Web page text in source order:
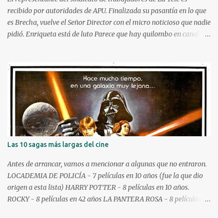
novedades, muchas veces las plataformas...
recibido por autoridades de APU. Finalizada su pasantía en lo que
es Brecha, vuelve el Señor Director con el micro noticioso que nadie
pidió. Enriqueta está de luto Parece que hay quilombo en canal 12:
desguasado. En esta, y en todas, solidaridad con los trabajadores
que pelean por lo suyo y por lo de sus compañeros, más que por
aquellos que buscan cuidar que su ano salga lo más ileso posible.
Popurrí Ucrania golpea con drones un depósito de combustible
ruso. Como para recordar que sigue la guerra por allá.
Castaingdebat defendió las prórrogas que le dieron a Cardama,
donde parece que andaban con pocas ganas de terminar las
lanchitas. Xuxa volvió a los escenarios (porque el calefón no se
paga solo) y medio en bolas. Terremoto en Japón. Asume Keiko y
por allá va a andar Mandú junto a Javo: Lula no lo pud...
Las 10 sagas más largas del cine
Antes de arrancar, vamos a mencionar a algunas que no entraron.
LOCADEMIA DE POLICÍA - 7 películas en 10 años (fue la que dio
origen a esta lista) HARRY POTTER - 8 películas en 10 años.
ROCKY - 8 películas en 42 años LA PANTERA ROSA - 8 películas en